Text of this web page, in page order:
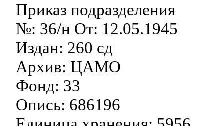
Приказ подразделения
№: 36/н От: 12.05.1945
Издан: 260 сд
Архив: ЦАМО
Фонд: 33
Опись: 686196